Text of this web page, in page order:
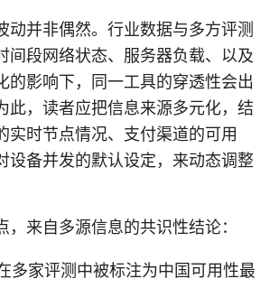
动并非偶然。行业数据与多方评测
间段网络状态、服务器负载、以及
的影响下，同一工具的穿透性会出
此，读者应把信息来源多元化，结
实时节点情况、支付渠道的可用
设备并发的默认设定，来动态调整
，来自多源信息的共识性结论：
多家评测中被标注为中国可用性最